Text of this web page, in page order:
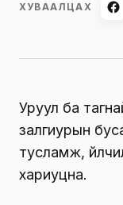
ХУВААЛЦАХ
Уруул ба
залгиурын
тусламж,
хариуцна.